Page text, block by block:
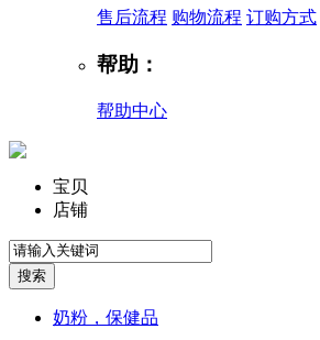
售后流程 购物流程 订购方式
帮助：
帮助中心
宝贝
店铺
奶粉，保健品